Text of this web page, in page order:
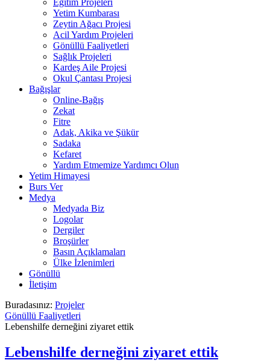
Eğitim Projeleri
Yetim Kumbarası
Zeytin Ağacı Projesi
Acil Yardım Projeleri
Gönüllü Faaliyetleri
Sağlık Projeleri
Kardeş Aile Projesi
Okul Çantası Projesi
Bağışlar
Online-Bağış
Zekat
Fitre
Adak, Akika ve Şükür
Sadaka
Kefaret
Yardım Etmemize Yardımcı Olun
Yetim Himayesi
Burs Ver
Medya
Medyada Biz
Logolar
Dergiler
Broşürler
Basın Açıklamaları
Ülke İzlenimleri
Gönüllü
İletişim
Buradasınız: Projeler
Gönüllü Faaliyetleri
Lebenshilfe derneğini ziyaret ettik
Lebenshilfe derneğini ziyaret ettik